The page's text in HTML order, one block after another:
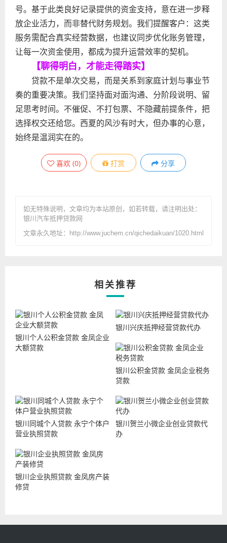
号。基于此类良好记录提供的资金支持，意在进一步释
放企业活力，而非替代财务规划。我们提醒客户：这类
服务需配合真实经营数据，也建议同步优化账务管理，
让每一次资金使用，都成为提升运营效率的契机。
【聊得明白，才能走得踏实】
贷款不是单次交易，而是关系到家庭计划与事业节
奏的重要决策。我们坚持面对面沟通、分阶段说明、留
足思考时间。不催促、不打包票、不隐藏前提条件，把
选择权交还给您。西夏的风沙有时大，但办事的心意，
始终是温润实在的。
喜欢 (0) 打赏 分享
如无特殊说明，文章均为本站原创 ，如若转载，请注明出处：
银川汽车抵押贷款网
文章永久地址：http://www.juchem.cn/qichedaikuan/1020.html
相关推荐
银川个人公积金贷款 金凤企业
大额贷款
银川兴庆抵押经营贷款代办
银川公积金贷款 金凤企业税务
贷款
银川同城个人贷款 永宁个体户
营业执照贷款
银川贺兰小微企业创业贷款代
办
银川企业执照贷款 金凤房产装
修贷